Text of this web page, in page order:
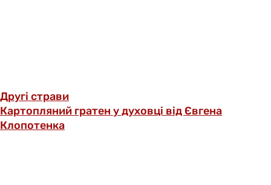
Другі страви
Картопляний гратен у духовці від Євгена
Клопотенка